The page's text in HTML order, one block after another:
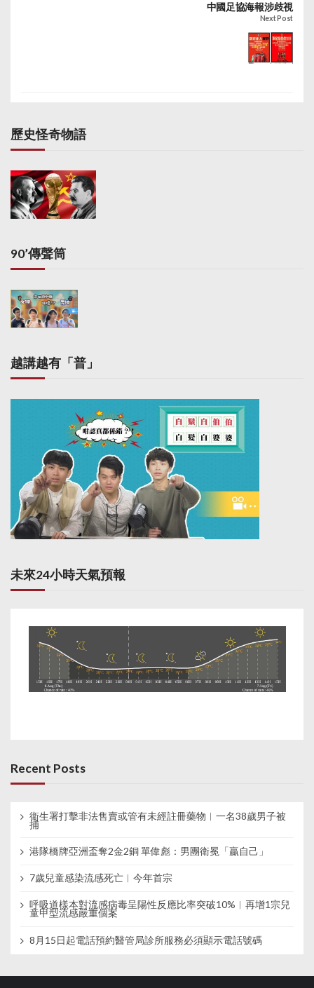
中國足協海報涉歧視
Next Post
歷史怪奇物語
90’傳聲筒
越講越有「普」
未來24小時天氣預報
Recent Posts
衞生署打擊非法售賣或管有未經註冊藥物︱一名38歲男子被
捕
港隊橋牌亞洲盃奪2金2銅 單偉彪：男團衛冕「贏自己」
7歲兒童感染流感死亡︱今年首宗
呼吸道樣本對流感病毒呈陽性反應比率突破10%︱再增1宗兒
童甲型流感嚴重個案
8月15日起電話預約醫管局診所服務必須顯示電話號碼